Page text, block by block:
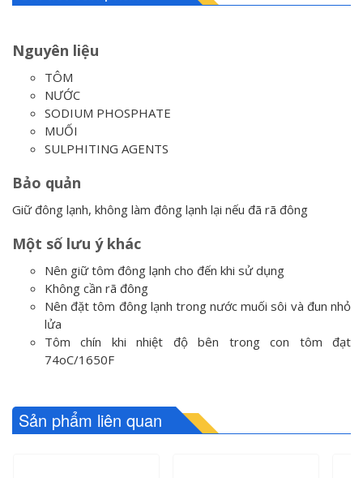
Nguyên liệu
TÔM
NƯỚC
SODIUM PHOSPHATE
MUỐI
SULPHITING AGENTS
Bảo quản
Giữ đông lạnh, không làm đông lạnh lại nếu đã rã đông
Một số lưu ý khác
Nên giữ tôm đông lạnh cho đến khi sử dụng
Không cần rã đông
Nên đặt tôm đông lạnh trong nước muối sôi và đun nhỏ
lửa
Tôm chín khi nhiệt độ bên trong con tôm đạt
74oC/1650F
Sản phẩm liên quan